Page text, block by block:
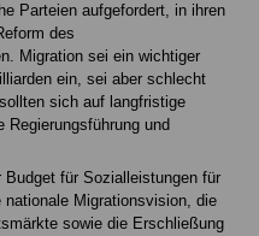
Parteien aufgefordert, in ihren
des
Migration sei ein wichtiger
ein, sei aber schlecht
sich auf langfristige
Regierungsführung und
Budget für Sozialleistungen für
Migrationsvision, die
sowie die Erschließung